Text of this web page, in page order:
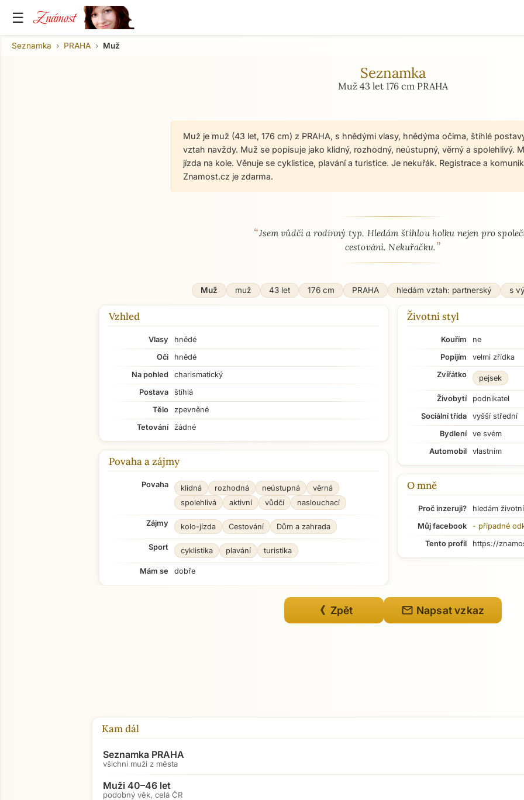
☰ Známost
Seznamka PRAHA Muž
Seznamka
Muž 43 let 176 cm PRAHA
Muž je muž (43 let, 176 cm) z PRAHA, s hnědými vlasy, hnědýma očima, štíhlé
vztah navždy. Muž se popisuje jako klidný, rozhodný, neústupný, věrný a spolehlivý.
jízda na kole. Věnuje se cyklistice, plavání a turistice. Je nekuřák. Registrace a
Znamost.cz je zdarma.
O mně - seznamka profil
“Jsem vůdčí a rodinný typ. Hledám štíhlou holku nejen pro
cestování. Nekuřačku.”
Muž muž 43 let 176 cm PRAHA hledám vztah: partnerský s
Vzhled
Vlasy
hnědé
Oči
hnědé
Na pohled
charismatický
Postava
štíhlá
Tělo
zpevněné
Tetování
žádné
Povaha a zájmy
Povaha klidná rozhodná neústupná
věrná
spolehlivá
aktivní vůdčí naslouchací
Zájmy kolo-jízda Cestování Dům a zahrada
Sport cyklistika plavání turistika
Mám se dobře
Životní styl
Kouřím
ne
Popíjím
velmi zřídka
Zvířátko
pejsek
Živobytí
podnikatel
Sociální třída
vyšší střední
Bydlení
ve svém
Automobil
vlastním
O mně
Proč inzeruji?
hledám
Můj facebook
- případné
Tento profil
https://
《 Zpět mail Napsat vzkaz
Kam dál
Seznamka PRAHA
všichni muži z města
Muži 40–46 let
podobný věk, celá ČR